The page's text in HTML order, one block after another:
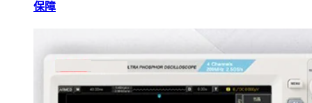
保障